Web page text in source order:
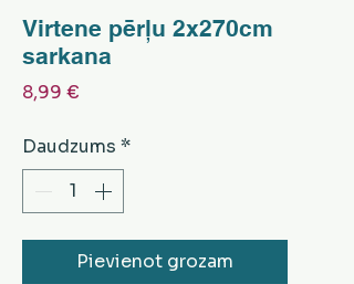
Virtene pērļu 2x270cm
sarkana
8,99 €
Daudzums *
Pievienot grozam